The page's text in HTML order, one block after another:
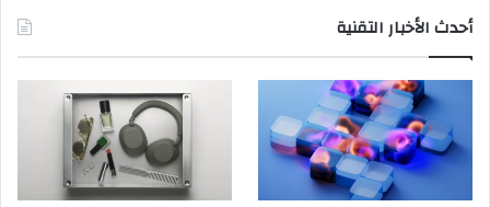
أحدث الأخبار التقنية